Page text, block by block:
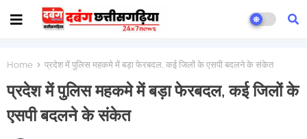
Home प्रदेश में पुलिस महकमे में बड़ा फेरबदल, कई जिलों के एसपी बदलने के संकेत
प्रदेश में पुलिस महकमे में बड़ा फेरबदल, कई जिलों के
एसपी बदलने के संकेत